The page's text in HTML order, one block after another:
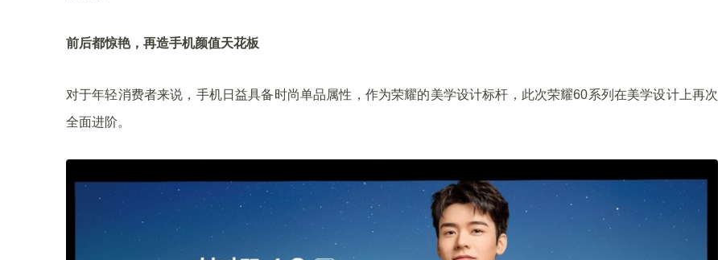
前后都惊艳，再造手机颜值天花板
对于年轻消费者来说，手机日益具备时尚单品属性，作为荣耀的美学设计标杆，此次荣耀60系列在美学设计上再次
全面进阶。